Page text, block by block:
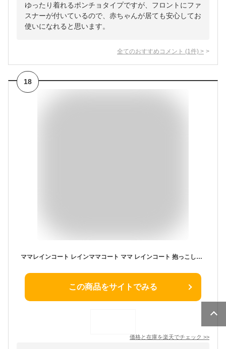
ゆったり着れるポンチョタイプですが、フロントにファ
スナーが付いているので、赤ちゃんが居ても安心してお
使いになれると思います。
全てのおすすめコメント (1 件) >
18
ママレインコート レインママコート ママ レインコート 抱っこしたまま着られる 雨 梅雨 赤ちゃん 抱っこ紐 ダッカ―付き 急な雨も安心 収納袋付き 巾着袋 便利 可愛い
この商品をサイトでみる
価格と在庫を楽天でチェック >>